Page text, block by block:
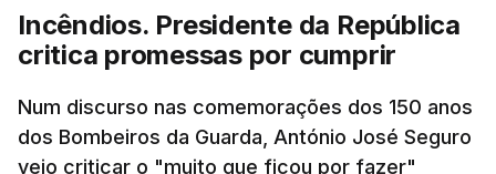
Incêndios. Presidente da República
critica promessas por cumprir
Num discurso nas comemorações dos 150 anos
dos Bombeiros da Guarda, António José Seguro
veio criticar o "muito que ficou por fazer"